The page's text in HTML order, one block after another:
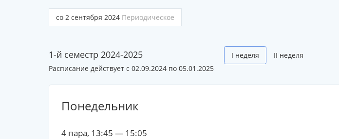
со 2 сентября 2024 Периодическое
1-й семестр 2024-2025
Расписание действует с 02.09.2024 по 05.01.2025
I неделя II неделя
Понедельник
4 пара, 13:45 — 15:05